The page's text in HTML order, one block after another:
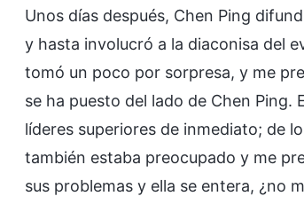
Unos días después, Chen Ping
y hasta involucró a la diaconisa del
tomó un poco por sorpresa, y me
se ha puesto del lado de Chen
líderes superiores de inmediato; de
también estaba preocupado y me
sus problemas y ella se entera, ¿no